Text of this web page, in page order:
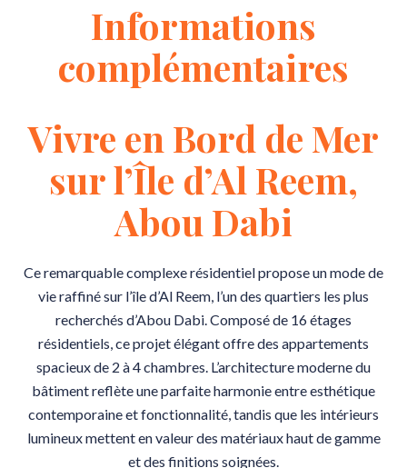
Informations
complémentaires
Vivre en Bord de Mer
sur l’Île d’Al Reem,
Abou Dabi
Ce remarquable complexe résidentiel propose un mode de
vie raffiné sur l’île d’Al Reem, l’un des quartiers les plus
recherchés d’Abou Dabi. Composé de 16 étages
résidentiels, ce projet élégant offre des appartements
spacieux de 2 à 4 chambres. L’architecture moderne du
bâtiment reflète une parfaite harmonie entre esthétique
contemporaine et fonctionnalité, tandis que les intérieurs
lumineux mettent en valeur des matériaux haut de gamme
et des finitions soignées.